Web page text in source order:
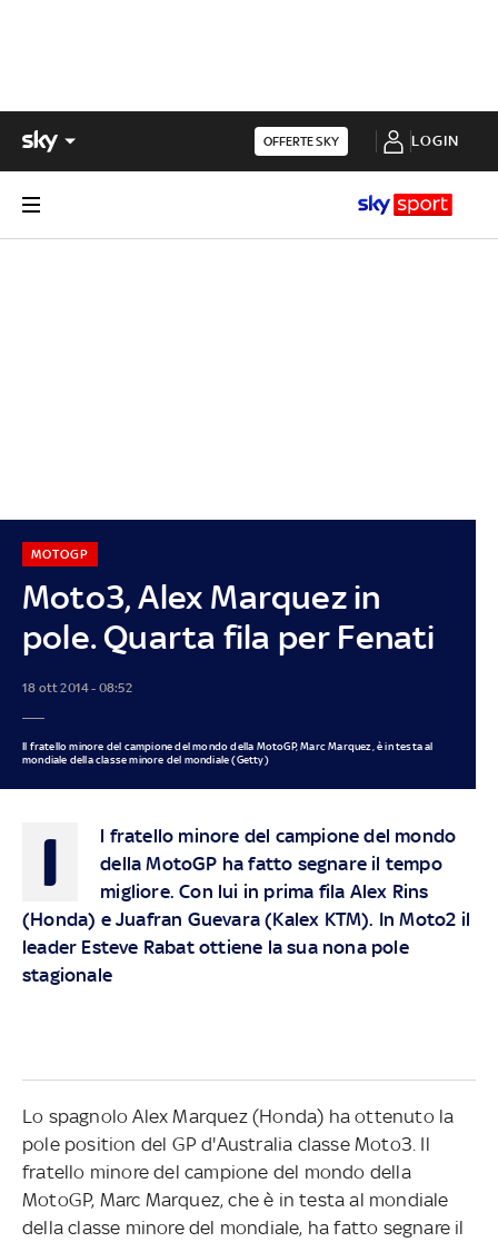
OFFERTE SKY LOGIN
Moto3, Alex Marquez in
pole. Quarta fila per Fenati
MOTOGP
18 ott 2014 - 08:52
Il fratello minore del campione del mondo della MotoGP, Marc Marquez, è in testa al
mondiale della classe minore del mondiale (Getty)
I
l fratello minore del campione del mondo
della MotoGP ha fatto segnare il tempo
migliore. Con lui in prima fila Alex Rins
(Honda) e Juafran Guevara (Kalex KTM). In Moto2 il
leader Esteve Rabat ottiene la sua nona pole
stagionale
Lo spagnolo Alex Marquez (Honda) ha ottenuto la
pole position del GP d'Australia classe Moto3. Il
fratello minore del campione del mondo della
MotoGP, Marc Marquez, che è in testa al mondiale
della classe minore del mondiale, ha fatto segnare il